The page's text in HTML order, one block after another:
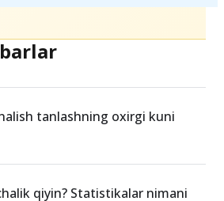
tanlashning oxirgi kuni